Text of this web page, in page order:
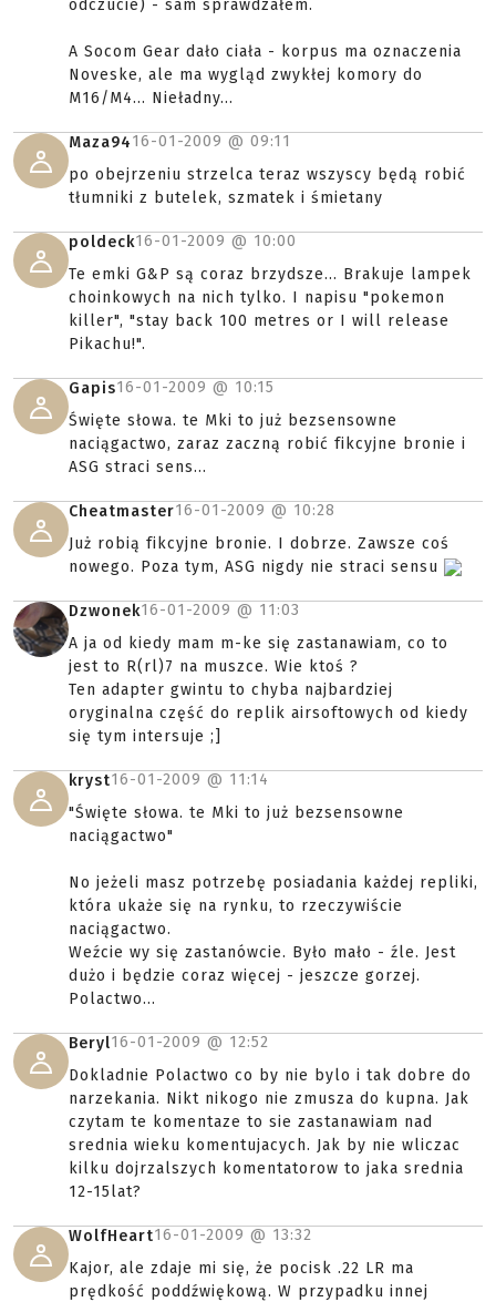
odczucie) - sam sprawdzałem.
A Socom Gear dało ciała - korpus ma oznaczenia
Noveske, ale ma wygląd zwykłej komory do
M16/M4... Nieładny...
Maza9416-01-2009 @ 09:11
po obejrzeniu strzelca teraz wszyscy będą robić
tłumniki z butelek, szmatek i śmietany
poldeck16-01-2009 @ 10:00
Te emki G&P są coraz brzydsze... Brakuje lampek
choinkowych na nich tylko. I napisu "pokemon
killer", "stay back 100 metres or I will release
Pikachu!".
Gapis16-01-2009 @ 10:15
Święte słowa. te Mki to już bezsensowne
naciągactwo, zaraz zaczną robić fikcyjne bronie i
ASG straci sens...
Cheatmaster16-01-2009 @ 10:28
Już robią fikcyjne bronie. I dobrze. Zawsze coś
nowego. Poza tym, ASG nigdy nie straci sensu
Dzwonek16-01-2009 @ 11:03
A ja od kiedy mam m-ke się zastanawiam, co to
jest to R(rl)7 na muszce. Wie ktoś ?
Ten adapter gwintu to chyba najbardziej
oryginalna część do replik airsoftowych od kiedy
się tym intersuje ;]
kryst16-01-2009 @ 11:14
"Święte słowa. te Mki to już bezsensowne
naciągactwo"
No jeżeli masz potrzebę posiadania każdej repliki,
która ukaże się na rynku, to rzeczywiście
naciągactwo.
Weźcie wy się zastanówcie. Było mało - źle. Jest
dużo i będzie coraz więcej - jeszcze gorzej.
Polactwo...
Beryl16-01-2009 @ 12:52
Dokladnie Polactwo co by nie bylo i tak dobre do
narzekania. Nikt nikogo nie zmusza do kupna. Jak
czytam te komentaze to sie zastanawiam nad
srednia wieku komentujacych. Jak by nie wliczac
kilku dojrzalszych komentatorow to jaka srednia
12-15lat?
WolfHeart16-01-2009 @ 13:32
Kajor, ale zdaje mi się, że pocisk .22 LR ma
prędkość poddźwiękową. W przypadku innej